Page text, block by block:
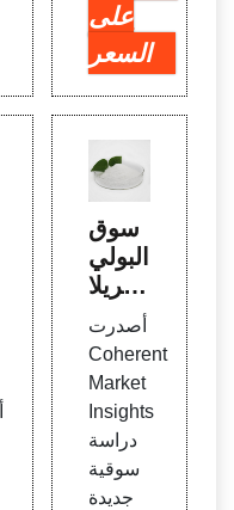
على
السعر
سوق
البولي
أكريلا
ميد: ت
قييم ا
لتوقعا
ت الم
ستق
بلية ع
لى
أصدرت
Coherent
Market
Insights
دراسة
سوقية
جديدة